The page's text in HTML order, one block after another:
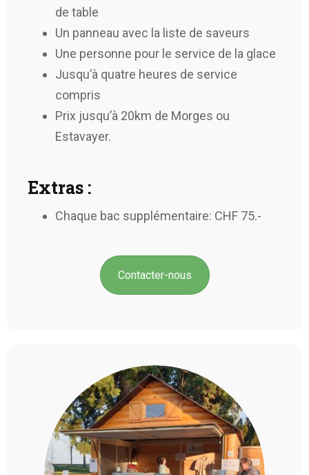
de table
Un panneau avec la liste de saveurs
Une personne pour le service de la glace
Jusqu’à quatre heures de service
compris
Prix jusqu’à 20km de Morges ou
Estavayer.
Extras :
Chaque bac supplémentaire: CHF 75.-
Contacter-nous